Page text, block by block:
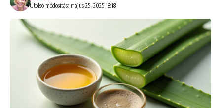
Utolsó módosítás: május 25, 2025 18:18